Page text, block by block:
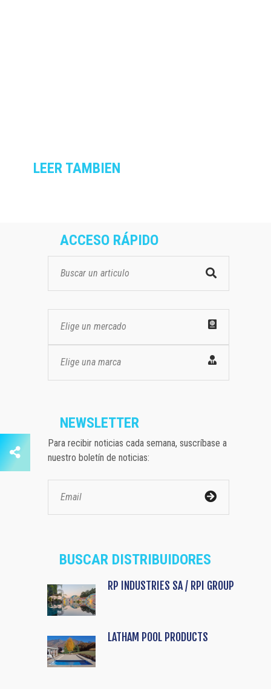
LEER TAMBIEN
ACCESO RÁPIDO
Elige un mercado
Elige una marca
NEWSLETTER
Para recibir noticias cada semana, suscríbase a
nuestro boletín de noticias:
BUSCAR DISTRIBUIDORES
RP INDUSTRIES SA / RPI GROUP
LATHAM POOL PRODUCTS